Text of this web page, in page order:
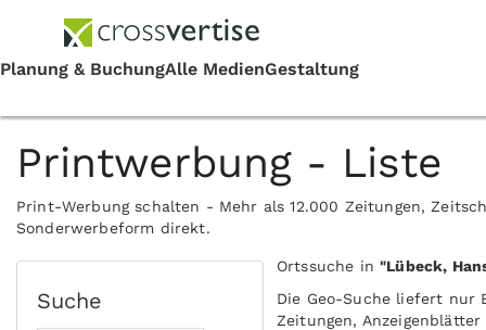
Printwerbung - Liste
Print-Werbung schalten - Mehr als 12.000 Zeitungen,
Sonderwerbeform direkt.
Suche
Ortssuche in"Lübeck,
Die Geo-Suche liefert nur
Zeitungen,